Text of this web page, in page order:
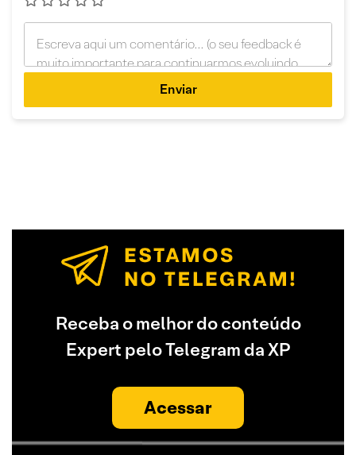
Enviar
Receba o melhor do conteúdo
Expert pelo Telegram da XP
Acessar